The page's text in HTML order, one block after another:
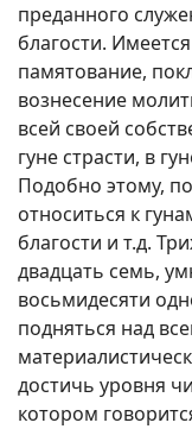
преданного
благости.
памятование,
вознесение
всей своей
гуне страсти, в
Подобно этому,
относиться к
благости и т.д.
двадцать семь,
восьмидесяти
подняться над
достичь уровня
котором